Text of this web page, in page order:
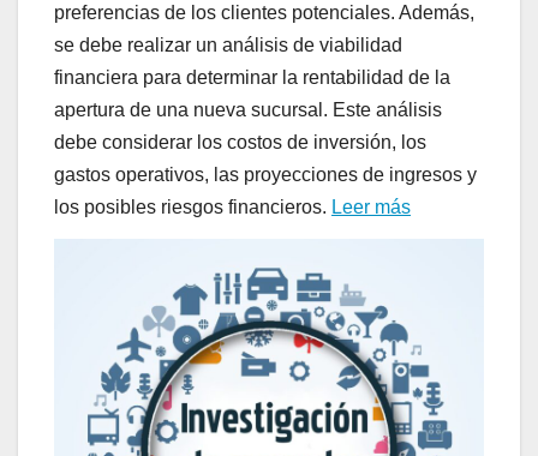
preferencias de los clientes potenciales. Además,
se debe realizar un análisis de viabilidad
financiera para determinar la rentabilidad de la
apertura de una nueva sucursal. Este análisis
debe considerar los costos de inversión, los
gastos operativos, las proyecciones de ingresos y
los posibles riesgos financieros. Leer más